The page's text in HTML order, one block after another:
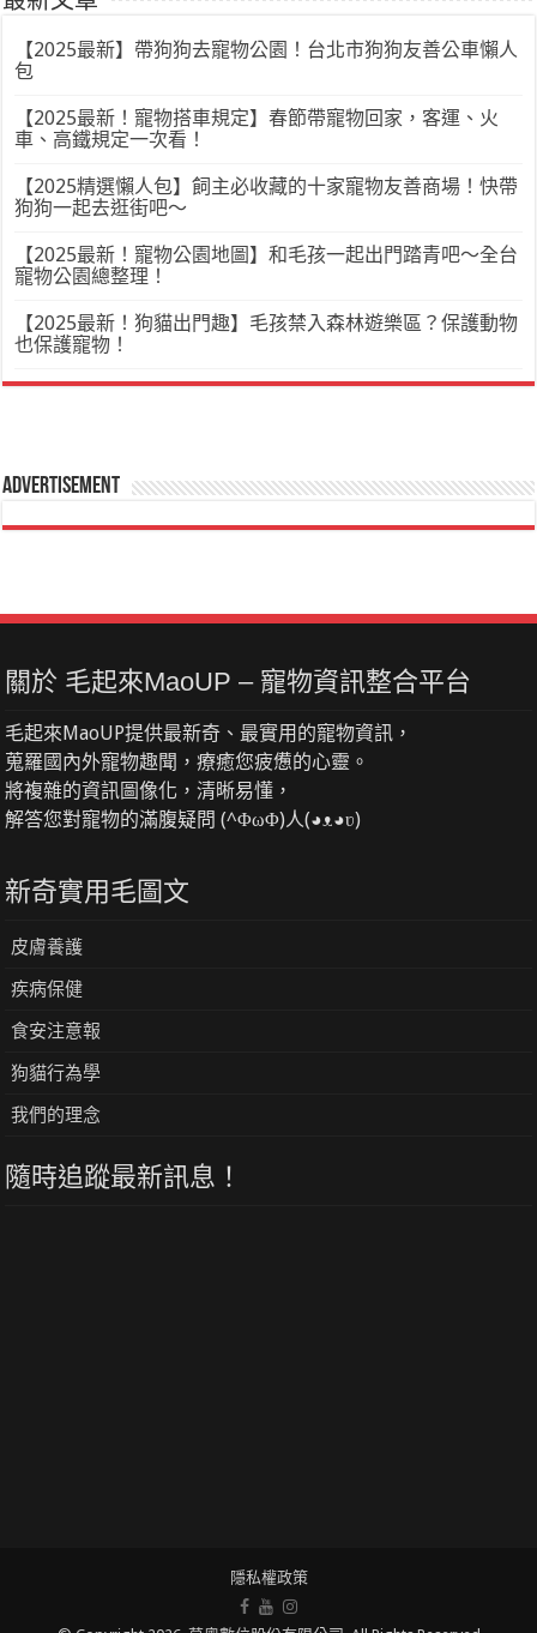
【2025最新】帶狗狗去寵物公園！台北市狗狗友善公車懶人
包
【2025最新！寵物搭車規定】春節帶寵物回家，客運、火
車、高鐵規定一次看！
【2025精選懶人包】飼主必收藏的十家寵物友善商場！快帶
狗狗一起去逛街吧～
【2025最新！寵物公園地圖】和毛孩一起出門踏青吧～全台
寵物公園總整理！
【2025最新！狗貓出門趣】毛孩禁入森林遊樂區？保護動物
也保護寵物！
Advertisement
關於 毛起來MaoUP – 寵物資訊整合平台
毛起來MaoUP提供最新奇、最實用的寵物資訊，
蒐羅國內外寵物趣聞，療癒您疲憊的心靈。
將複雜的資訊圖像化，清晰易懂，
解答您對寵物的滿腹疑問 (^ΦωΦ)人(◕ᴥ◕ʋ)
新奇實用毛圖文
皮膚養護
疾病保健
食安注意報
狗貓行為學
我們的理念
隨時追蹤最新訊息！
隱私權政策